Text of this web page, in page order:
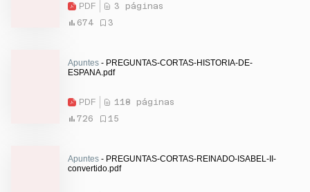
PDF
3 páginas
674
3
Apuntes - PREGUNTAS-CORTAS-HISTORIA-DE-
ESPANA.pdf
PDF
118 páginas
726
15
Apuntes - PREGUNTAS-CORTAS-REINADO-ISABEL-II-
convertido.pdf